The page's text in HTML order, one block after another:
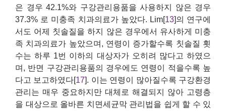
은 경우 42.1%와 구강관리용품을 사용하지 않은 경우
37.3% 로 미충족 치과의료가 높았다. Lim[13]의 연구에
서도 어제 칫솔질을 하지 않은 경우에서 유사하게 미충
족 치과의료가 높았으며, 연령이 증가할수록 칫솔질 횟
수는 하루 1번 이하의 대상자가 오히려 많다고 하였으
며, 반면 구강관리용품의 경우에도 연령이 적을수록 높
다고 보고하였다[17]. 이는 연령이 많아질수록 구강환경
관리는 매우 중요하지만 대체로 해결되지 않아 고령층
을 대상으로 올바른 치면세균막 관리법을 쉽게 할 수 있